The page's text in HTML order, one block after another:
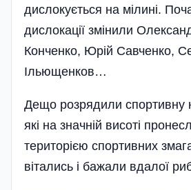
дислокується на мілині.
дислокації змінили
Конченко, Юрій Савченко,
Ільющенков…
Дещо розрядили спортивну
які на значній висоті
територією спортивних
вітались і бажали вдалої